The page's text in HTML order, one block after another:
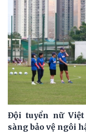
Đội tuyển nữ
sàng bảo vệ ngôi